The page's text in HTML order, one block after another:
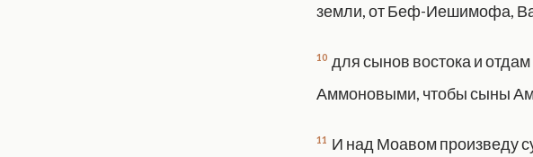
земли, от Беф-Иешимофа,
10 для сынов востока и
Аммоновыми, чтобы сыны
11 И над Моавом произведу